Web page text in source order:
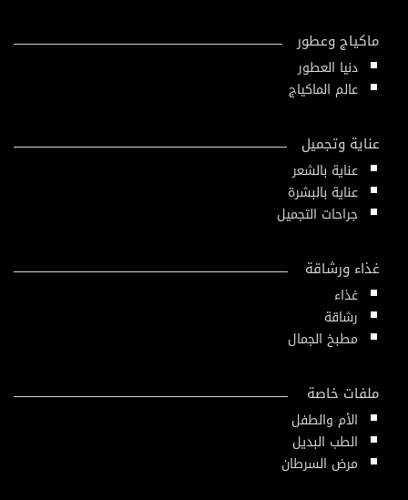
ماكياج وعطور
دنيا العطور
عالم الماكياج
عناية وتجميل
عناية بالشعر
عناية بالبشرة
جراحات التجميل
غذاء ورشاقة
غذاء
رشاقة
مطبخ الجمال
ملفات خاصة
الأم والطفل
الطب البديل
مرض السرطان